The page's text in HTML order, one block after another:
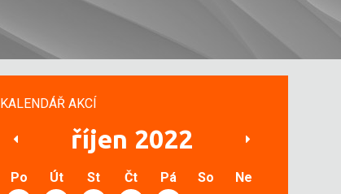
KALENDÁŘ AKCÍ
říjen 2022
Po Út St Čt Pá So Ne